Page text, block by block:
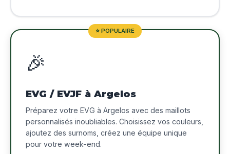
⭐ POPULAIRE
🎉
EVG / EVJF à Argelos
Préparez votre EVG à Argelos avec des maillots
personnalisés inoubliables. Choisissez vos couleurs,
ajoutez des surnoms, créez une équipe unique
pour votre week-end.